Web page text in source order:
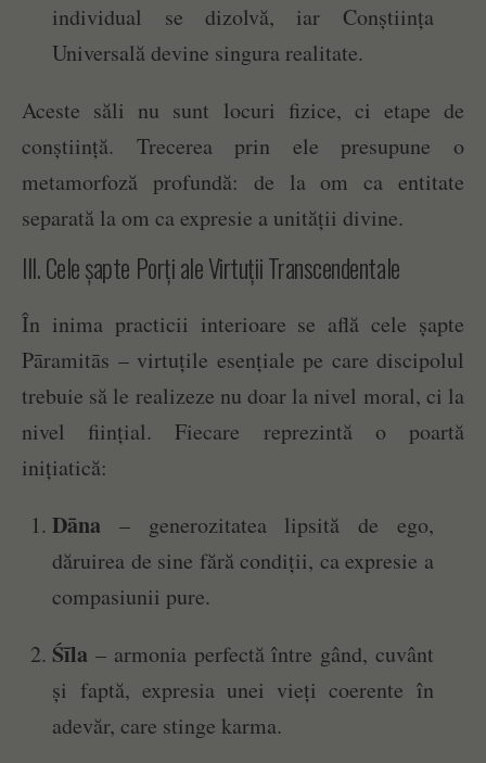
individual se dizolvă, iar Conștiința
Universală devine singura realitate.
Aceste săli nu sunt locuri fizice, ci etape de
conștiință. Trecerea prin ele presupune o
metamorfoză profundă: de la om ca entitate
separată la om ca expresie a unității divine.
III. Cele șapte Porți ale Virtuții Transcendentale
În inima practicii interioare se află cele șapte
Pāramitās – virtuțile esențiale pe care discipolul
trebuie să le realizeze nu doar la nivel moral, ci la
nivel ființial. Fiecare reprezintă o poartă
inițiatică:
Dāna – generozitatea lipsită de ego,
dăruirea de sine fără condiții, ca expresie a
compasiunii pure.
Śīla – armonia perfectă între gând, cuvânt
și faptă, expresia unei vieți coerente în
adevăr, care stinge karma.